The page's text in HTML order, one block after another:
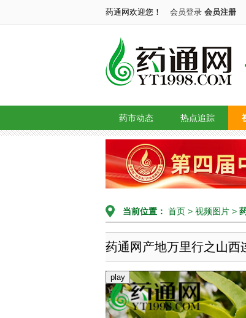
药通网欢迎您！ 会员登录 会员注册
药市动态 热点追踪
当前位置： 首页 > 视频图片 >
药通网产地万里行之山西
play